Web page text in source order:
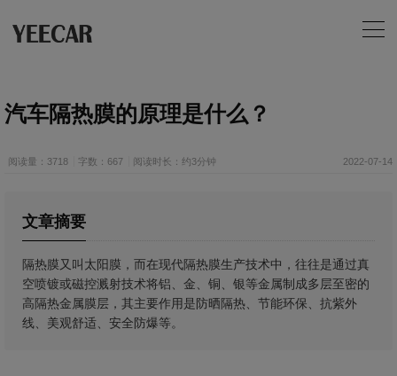
汽车隔热膜的原理是什么？
阅读量：3718 字数：667 阅读时长：约3分钟 2022-07-14
文章摘要
隔热膜又叫太阳膜，而在现代隔热膜生产技术中，往往是通过真
空喷镀或磁控溅射技术将铝、金、铜、银等金属制成多层至密的
高隔热金属膜层，其主要作用是防晒隔热、节能环保、抗紫外
线、美观舒适、安全防爆等。